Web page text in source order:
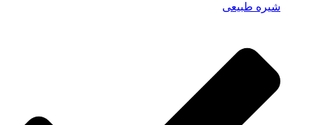
شیره طبیعی